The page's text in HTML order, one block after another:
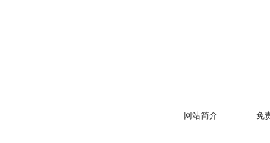
网站简介 免